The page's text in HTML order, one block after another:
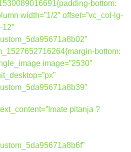
bottom:
width=”1/2″ offset=”vc_col-lg-
bottom:
image=”2530″
pitanja ?